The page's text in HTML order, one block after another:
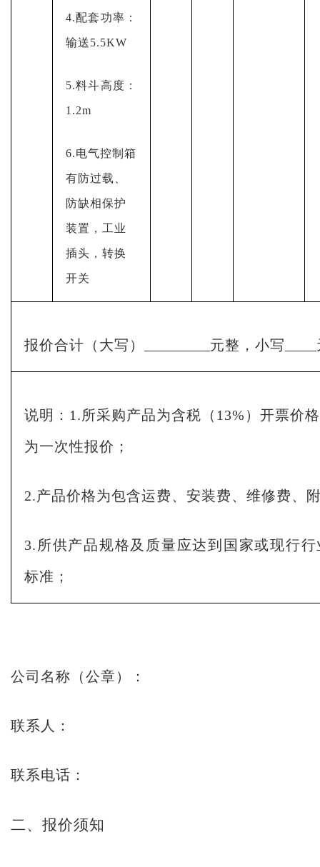
4.配套功率：
输送5.5KW
5.料斗高度：
1.2m
6.电气控制箱
有防过载、
防缺相保护
装置，工业
插头，转换
开关
报价合计（ 大写） 元整，小写
说明： 1 .所采购产品为含税（ 13% ）开票价
为一次性报价；
2.产品价格为包含运费、安装费、维修费、
3. 所供产品规格及质量应达到国家或现行
标准；
公司名称（公章）：
联系人：
联系电话：
二、报价须知